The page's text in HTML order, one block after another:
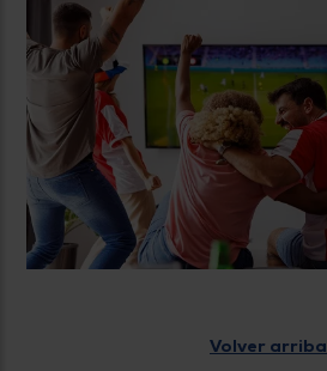
Volver arriba